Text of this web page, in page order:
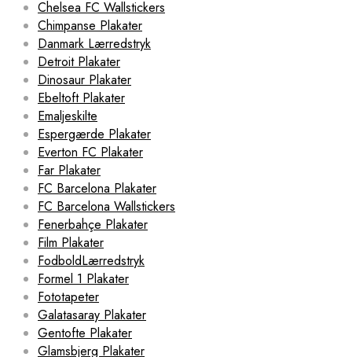
Chelsea FC Wallstickers
Chimpanse Plakater
Danmark Lærredstryk
Detroit Plakater
Dinosaur Plakater
Ebeltoft Plakater
Emaljeskilte
Espergærde Plakater
Everton FC Plakater
Far Plakater
FC Barcelona Plakater
FC Barcelona Wallstickers
Fenerbahçe Plakater
Film Plakater
FodboldLærredstryk
Formel 1 Plakater
Fototapeter
Galatasaray Plakater
Gentofte Plakater
Glamsbjerg Plakater